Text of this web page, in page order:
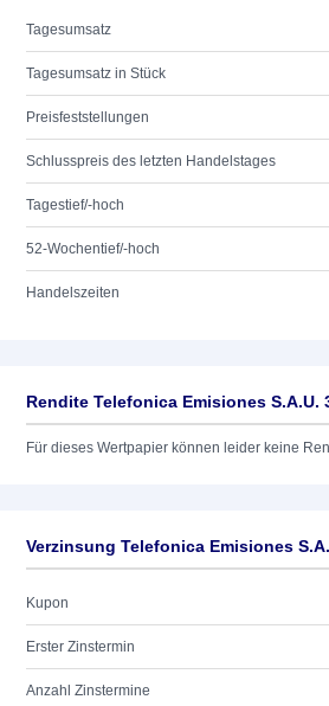
Tagesumsatz
Tagesumsatz in Stück
Preisfeststellungen
Schlusspreis des letzten Handelstages
Tagestief/-hoch
52-Wochentief/-hoch
Handelszeiten
Rendite Telefonica Emisiones S.A.U.
Für dieses Wertpapier können leider keine
Verzinsung Telefonica Emisiones
Kupon
Erster Zinstermin
Anzahl Zinstermine